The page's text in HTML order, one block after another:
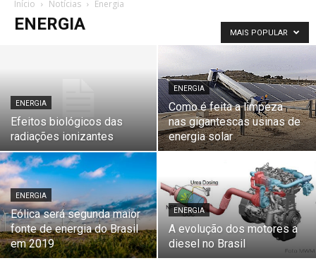
Início Notícias Energia
ENERGIA MAIS POPULAR
ENERGIA
Efeitos biológicos das
radiações ionizantes
ENERGIA
Como é feita a limpeza
nas gigantescas usinas de
energia solar
ENERGIA
Eólica será segunda maior
fonte de energia do Brasil
em 2019
ENERGIA
A evolução dos motores a
diesel no Brasil